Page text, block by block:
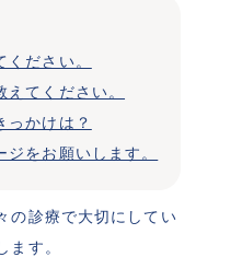
ださい。
てください。
っかけは？
をお願いします。
の診療で大切にしてい
ます。